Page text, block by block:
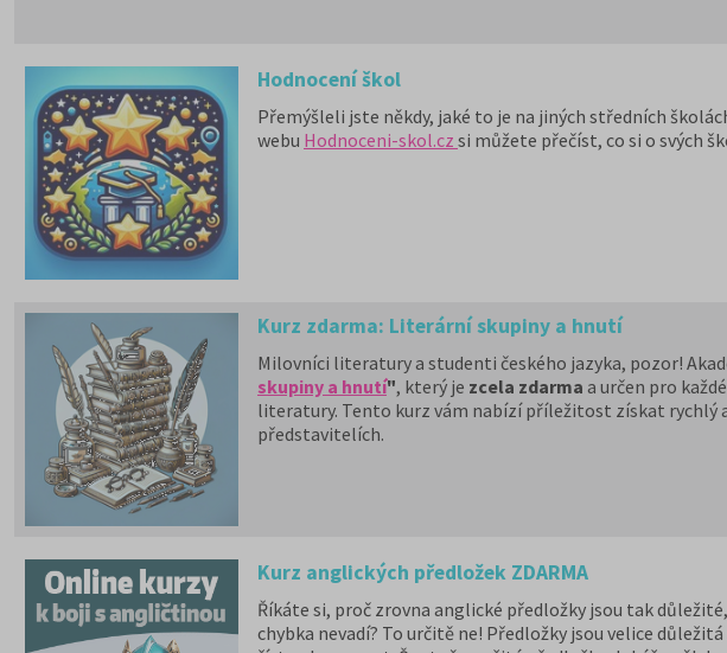
Hodnocení škol
Přemýšleli jste někdy, jaké to je na jiných středních
webu Hodnoceni-skol.cz si můžete přečíst, co si o svých
Kurz zdarma: Literární skupiny a hnutí
Milovníci literatury a studenti českého jazyka, pozor!
skupiny a hnutí", který je zcela zdarma a určen pro
literatury. Tento kurz vám nabízí příležitost získat rychlý
představitelích.
Kurz anglických předložek ZDARMA
Říkáte si, proč zrovna anglické předložky jsou tak
chybka nevadí? To určitě ne! Předložky jsou velice